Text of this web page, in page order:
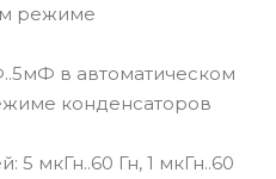
режиме
в автоматическом
конденсаторов
5 мкГн..60 Гн, 1 мкГн..60